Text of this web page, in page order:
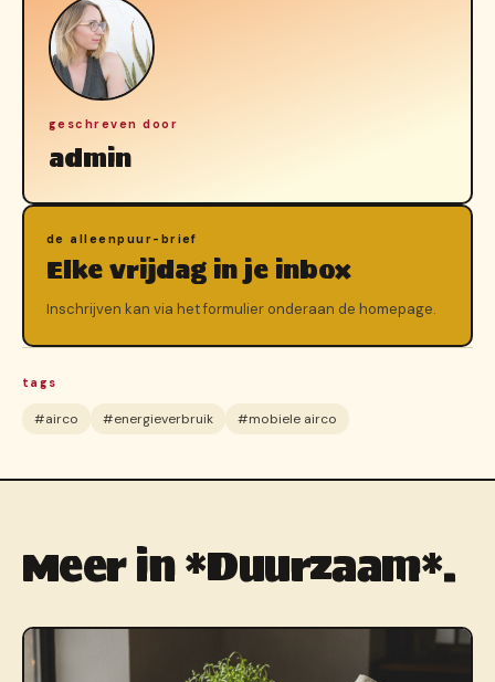
geschreven door
admin
de alleenpuur-brief
Elke vrijdag in je inbox
Inschrijven kan via het formulier onderaan de homepage.
tags
#airco #energieverbruik #mobiele airco
Meer in *Duurzaam*.